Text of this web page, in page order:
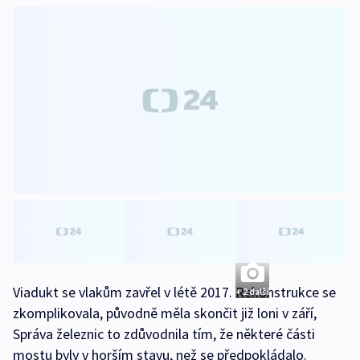
+ 2 další
Viadukt se vlakům zavřel v létě 2017. Rekonstrukce se
zkomplikovala, původně měla skončit již loni v září,
Správa železnic to zdůvodnila tím, že některé části
mostu byly v horším stavu, než se předpokládalo.